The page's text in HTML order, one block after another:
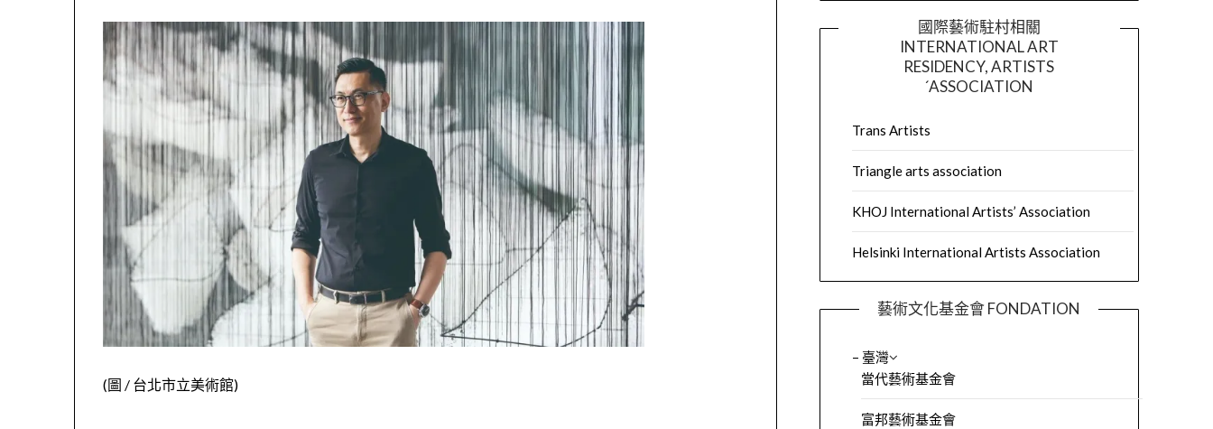
(圖 / 台北市立美術館)
國際藝術駐村相關
INTERNATIONAL ART
RESIDENCY, ARTISTS
´ASSOCIATION
Trans Artists
Triangle arts association
KHOJ International Artists’ Association
Helsinki International Artists Association
藝術文化基金會 FONDATION
– 臺灣
當代藝術基金會
富邦藝術基金會